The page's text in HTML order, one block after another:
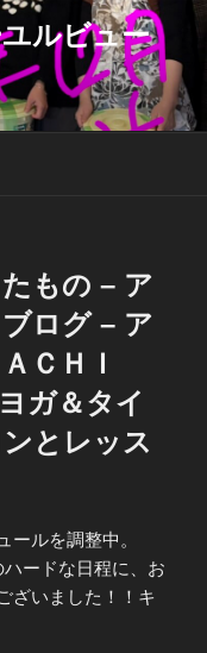
ルビュー
もの – ア
ログ – ア
ＡＣＨＩ
ガ＆タイ
とレッス
ールを調整中。
ードな日程に、お
ざいました！！キ